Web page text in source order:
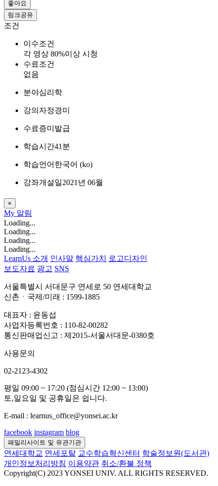
좋아요
링크공유
조건
이수조건
각 영상 80%이상 시청
수료조건
없음
분야심리학
강의자정경미
수료증미발급
학습시간41분
학습언어 한국어 ‎(ko)‎
강좌개설일2021년 06월
×
My 알림
Loading...
Loading...
Loading...
Loading...
LearnUs 소개 인사말 핵심가치
로고디자인
보도자료 광고 SNS
서울특별시 서대문구 연세로 50 연세대학교
신촌ㆍ국제/미래 : 1599-1885
대표자 : 윤동섭
사업자등록번호 : 110-82-00282
통신판매업신고 : 제2015-서울서대문-0380호
사용문의
02-2123-4302
평일 09:00 ~ 17:20 (점심시간 12:00 ~ 13:00)
토,일요일 및 공휴일은 쉽니다.
E-mail : learnus_office@yonsei.ac.kr
facebook instagram blog
패밀리사이트 및 유관기관
연세대학교 연세포탈 교수학습혁신센터 학술정보원(도서관)
개인정보처리방침 이용약관 취소/환불 정책
Copyright(C) 2023 YONSEI UNIV. ALL RIGHTS RESERVED.